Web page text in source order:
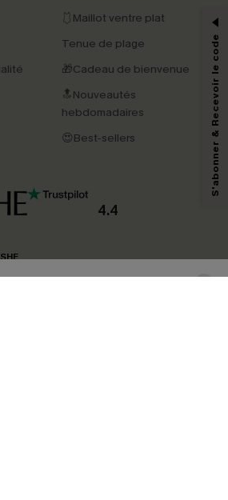
🩱Maillot ventre plat
Tenue de plage
🎁Cadeau de bienvenue
🔝Nouveautés
hebdomadaires
😍Best-sellers
4.4
2 Achetés par E-mail
commande, valable une seule fois.
e-mail, vous acceptez de recevoir des e-mails
contenu généré par l'IA) de Cupshe et
de nos
collectées sur notre site ainsi que des
vous intéresser, conformément à notre
Politique de
vous désabonner à tout moment.
S'abonner & Recevoir le code